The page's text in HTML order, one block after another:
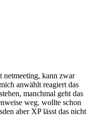
netmeeting, kann zwar
anwählt reagiert das
manchmal geht das
weg. wollte schon
aber XP lässt das nicht